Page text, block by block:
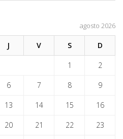
agosto 2026
J V S D
1 2
6 7 8 9
13 14 15 16
20 21 22 23